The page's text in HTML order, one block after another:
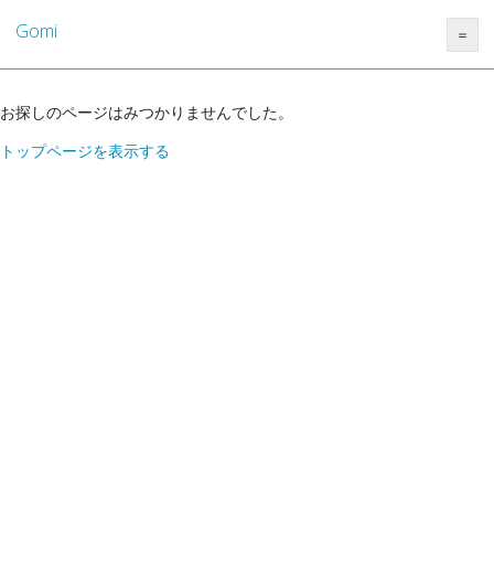
Gomi ＝
お探しのページはみつかりませんでした。
トップページを表示する